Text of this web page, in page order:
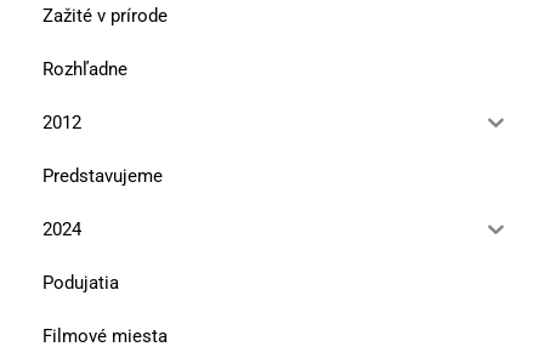
Zažité v prírode
Rozhľadne
2012
Predstavujeme
2024
Podujatia
Filmové miesta